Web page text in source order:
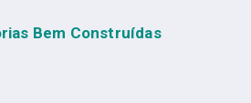
Bem Construídas